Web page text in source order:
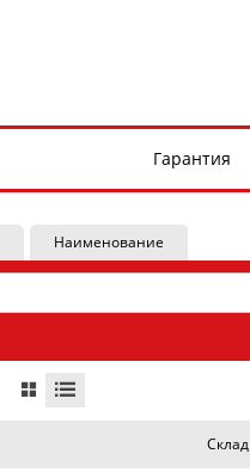
Гарантия
Наименование
Склад